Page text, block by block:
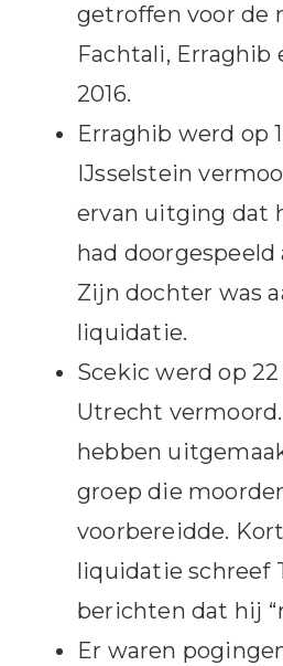
getroffen voor de
Fachtali, Erraghib
2016.
Erraghib werd op
IJsselstein
ervan uitging dat
had doorgespeeld
Zijn dochter was
liquidatie.
Scekic werd op
Utrecht
hebben
groep die
voorbereidde.
liquidatie schreef
berichten dat hij
Er waren